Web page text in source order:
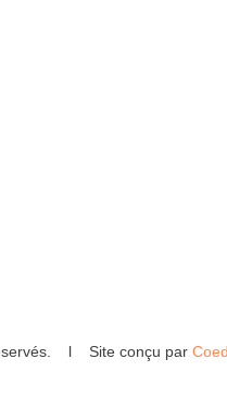
l Site conçu par